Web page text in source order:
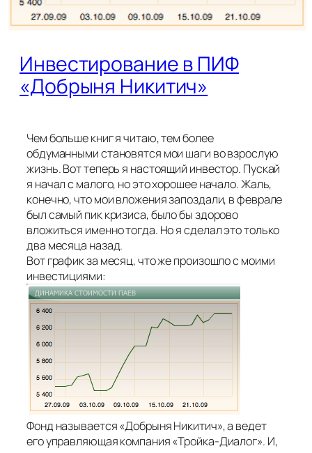
Инвестирование в ПИФ
«Добрыня Никитич»
Чем больше книг я читаю, тем более
обдуманными становятся мои шаги во взрослую
жизнь. Вот теперь я настоящий инвестор. Пускай
я начал с малого, но это хорошее начало. Жаль,
конечно, что мои вложения запоздали, в феврале
был самый пик кризиса, было бы здорово
вложиться именно тогда. Но я сделал это только
два месяца назад.
Вот график за месяц, что же произошло с моими
инвестициями:
Фонд называется «Добрыня Никитич», а ведет
его управляющая компания «Тройка-Диалог». И,